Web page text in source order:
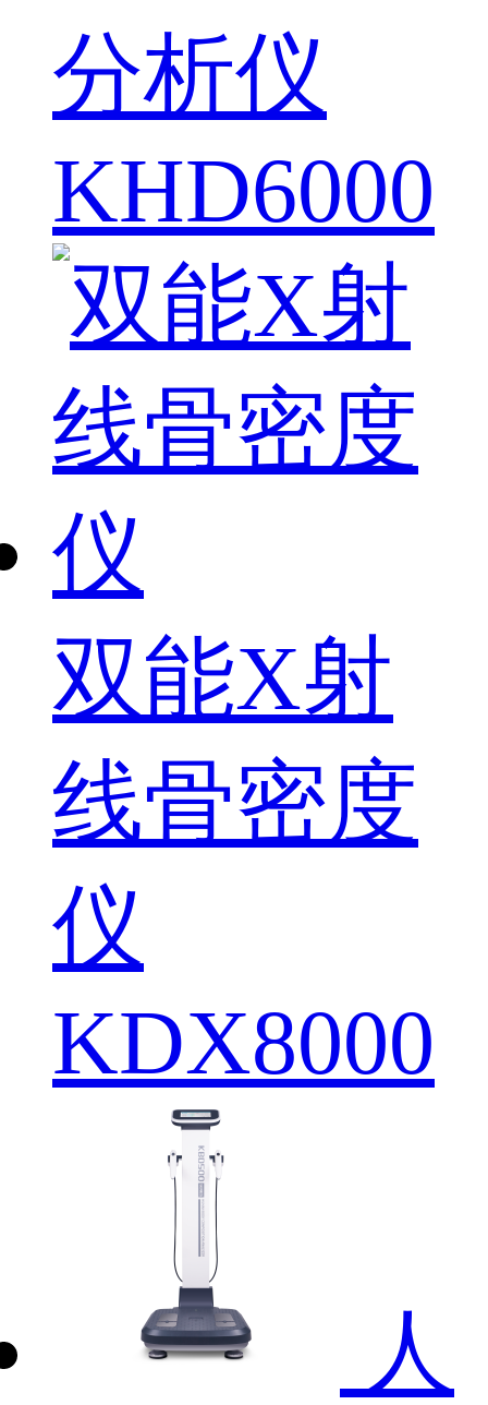
分析仪
KHD6000
双能X射
线骨密度
仪
KDX8000
人